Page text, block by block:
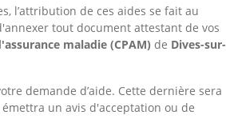
l’attribution de ces aides se fait au
tout document attestant de vos
maladie (CPAM) de Dives-sur-
demande d’aide. Cette dernière sera
émettra un avis d'acceptation ou de